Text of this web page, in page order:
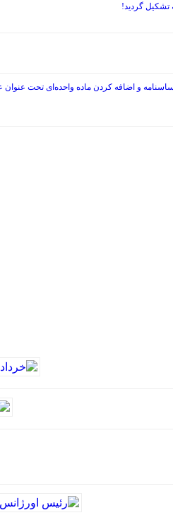
کنندگان در مجمع عمومی فوق العاده سال ۱۳۹۳/۹/۱۳ عزل بازرس شرکت کنندگان در مجمع عمومی فوق